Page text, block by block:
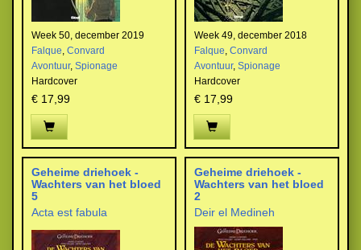
Week 50, december 2019
Falque, Convard
Avontuur, Spionage
Hardcover
€ 17,99
Week 49, december 2018
Falque, Convard
Avontuur, Spionage
Hardcover
€ 17,99
Geheime driehoek -
Wachters van het bloed
5
Acta est fabula
Geheime driehoek -
Wachters van het bloed
2
Deir el Medineh